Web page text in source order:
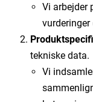
Vi arbejder
tekniske data.
Vi